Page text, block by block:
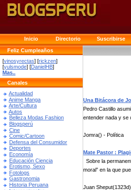
Inicio Directorio Suscribirse
Feliz Cumpleaños
[vinosyrectas] [rickzen]
[yulsmode] [DanielHB]
Mas..
Canales
Actualidad
Anime Manga
Arte/Cultura
Autos
Belleza Modas Fashion
Blogsperú
Cine
Comic/Cartoon
Defensa del Consumidor
Deportes
Economía
Educación Ciencia
Erotismo, Sexo
Fotologs
Gastronomia
Historia Peruana
Una Bitácora de
Pedro Castillo
entender nada y se
Jomra() - Política
Mate Pastor :
Sobre la
moral” en la que
Juan